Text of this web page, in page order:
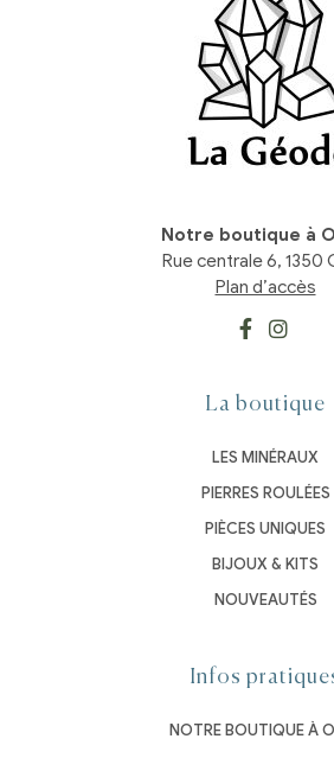
La boutique
LES MINÉRAUX
PIERRES ROULÉES
PIÈCES UNIQUES
BIJOUX & KITS
NOUVEAUTÉS
Notre boutique à
Rue centrale 6, 1350
Plan d’accès
Infos
NOTRE BOUTIQUE À